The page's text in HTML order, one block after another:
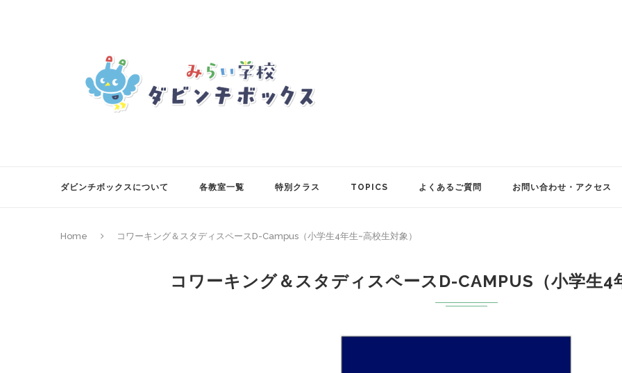
ダビンチボックスについて 各教室一覧 特別クラス TOPICS よくあるご質問 お問い合わせ・アクセス
Home コワーキング＆スタディスペースD-Campus（小学生4年生~高校生対象）
コワーキング＆スタディスペースD-CAMPUS（小学生4